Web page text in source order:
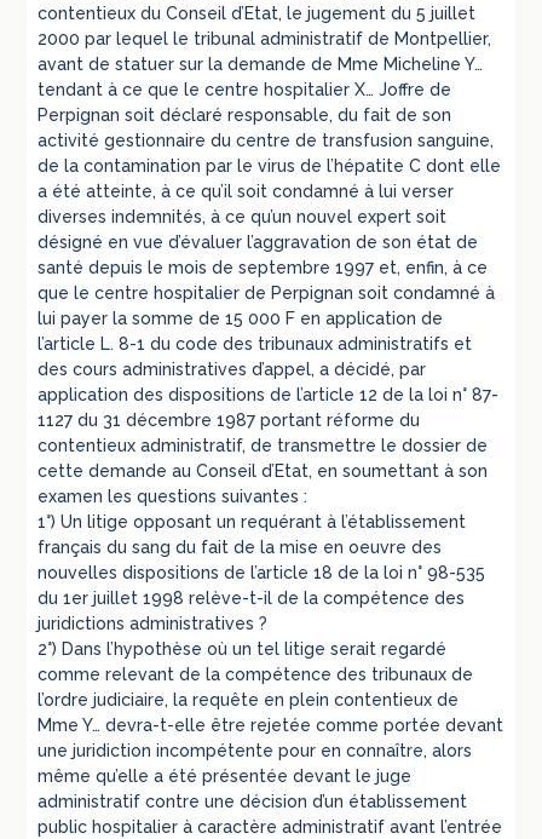
contentieux du Conseil d’Etat, le jugement du 5 juillet
2000 par lequel le tribunal administratif de Montpellier,
avant de statuer sur la demande de Mme Micheline Y…
tendant à ce que le centre hospitalier X… Joffre de
Perpignan soit déclaré responsable, du fait de son
activité gestionnaire du centre de transfusion sanguine,
de la contamination par le virus de l’hépatite C dont elle
a été atteinte, à ce qu’il soit condamné à lui verser
diverses indemnités, à ce qu’un nouvel expert soit
désigné en vue d’évaluer l’aggravation de son état de
santé depuis le mois de septembre 1997 et, enfin, à ce
que le centre hospitalier de Perpignan soit condamné à
lui payer la somme de 15 000 F en application de
l’article L. 8-1 du code des tribunaux administratifs et
des cours administratives d’appel, a décidé, par
application des dispositions de l’article 12 de la loi n° 87-
1127 du 31 décembre 1987 portant réforme du
contentieux administratif, de transmettre le dossier de
cette demande au Conseil d’Etat, en soumettant à son
examen les questions suivantes :
1°) Un litige opposant un requérant à l’établissement
français du sang du fait de la mise en oeuvre des
nouvelles dispositions de l’article 18 de la loi n° 98-535
du 1er juillet 1998 relève-t-il de la compétence des
juridictions administratives ?
2°) Dans l’hypothèse où un tel litige serait regardé
comme relevant de la compétence des tribunaux de
l’ordre judiciaire, la requête en plein contentieux de
Mme Y… devra-t-elle être rejetée comme portée devant
une juridiction incompétente pour en connaître, alors
même qu’elle a été présentée devant le juge
administratif contre une décision d’un établissement
public hospitalier à caractère administratif avant l’entrée